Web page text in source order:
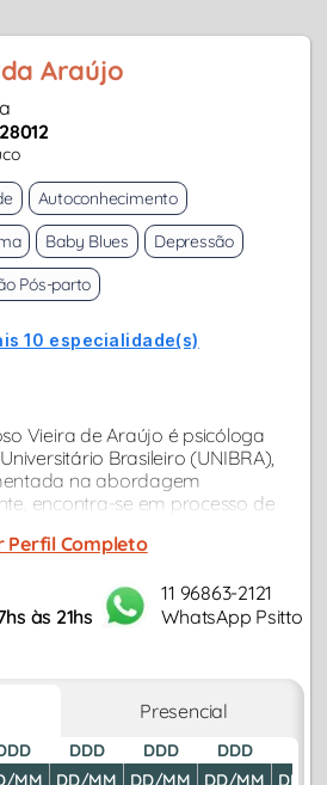
Araújo
Autoconhecimento
Baby Blues
Depressão
Pós-parto
10 especialidade(s)
Vieira de Araújo é psicóloga
Brasileiro (UNIBRA),
na abordagem
encontra-se em processo de
e do Trabalho...
Perfil Completo
às 21hs
11 96863-2121
WhatsApp Psitto
Presencial
MM
DDD
DD/MM
DDD
DD/MM
DDD
DD/MM
DD/